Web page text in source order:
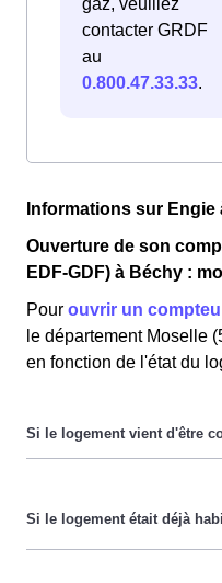
gaz, veuillez
contacter GRDF
au
0.800.47.33.33.
Informations sur Engie
Ouverture de son
EDF-GDF) à Béchy :
Pour ouvrir un
le département Moselle
en fonction de l'état du
habitants de Béchy